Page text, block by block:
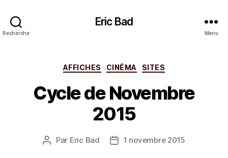
Recherche
Eric Bad
Menu
Catégories
AFFICHES CINÉMA SITES
Cycle de Novembre
2015
Auteur
Par Eric Bad
Date1 novembre 2015